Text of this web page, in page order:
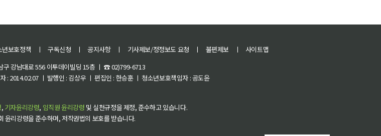
년보호정책 ㅣ 구독신청 ㅣ 공지사항 ㅣ 기사제보/정정보도 요청 ㅣ 불편제보 ㅣ
사이트맵
구 강남대로 556 이투데이빌딩 15층 ㅣ ☎ 02)799-6713
: 2014.02.07 ㅣ 발행인 : 김상우 ㅣ 편집인 : 한승훈 ㅣ 청소년보호책임자 : 공도윤
, 기자윤리강령, 임직원 윤리강령 및 실천규정을 제정, 준수하고 있습니다.
윤리강령을 준수하며, 저작권법의 보호를 받습니다.